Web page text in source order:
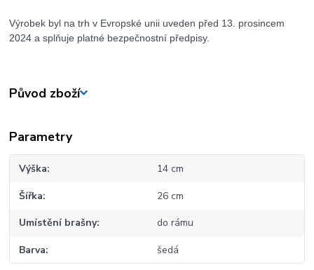
Výrobek byl na trh v Evropské unii uveden před 13. prosincem
2024 a splňuje platné bezpečnostní předpisy.
Původ zboží
Parametry
Výška 14 cm
Šířka 26 cm
Umístění brašny do rámu
Barva šedá